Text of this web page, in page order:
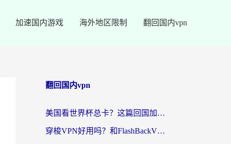
加速国内游戏 海外地区限制 翻回国内vpn
翻回国内vpn
美国看世界杯总卡？这篇回国加速器指南帮你无缝刷国内资源（附苹果手机VPN设置步骤）
穿梭VPN好用吗？和FlashBackVPN对比哪个回国效果更好？